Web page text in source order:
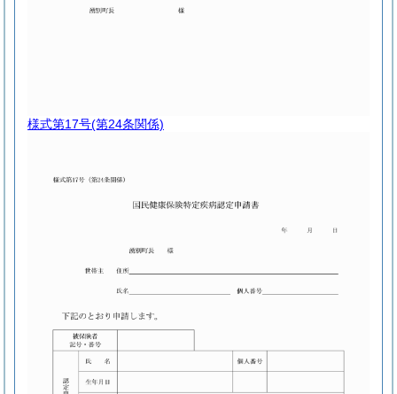
様式第17号(第24条関係)